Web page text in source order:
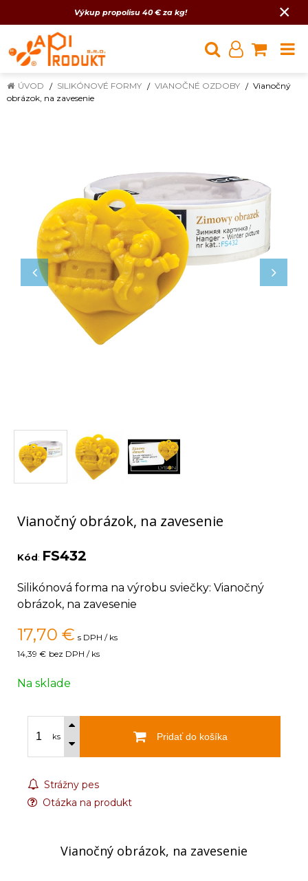
Výkup propolisu 40 € za kg! ×
ÚVOD SILIKÓNOVÉ FORMY VIANOČNÉ OZDOBY
Vianočný
obrázok, na zavesenie
Vianočný obrázok, na zavesenie
Kód: FS432
Silikónová forma na výrobu sviečky: Vianočný
obrázok, na zavesenie
17,70 € s DPH / ks
14,39 € bez DPH / ks
Na sklade
ks Pridať do košíka
Strážny pes
Otázka na produkt
Vianočný obrázok, na zavesenie